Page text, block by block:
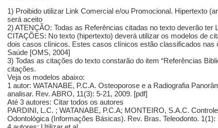
1) Proibido utilizar Link Comercial e/ou Promocional. Hipertexto
será aceito
2) ATENÇÃO: Todas as Referências citadas no texto deverão
CITAÇÕES: No texto (hipertexto) deverá utilizar os modelos de
dois casos clínicos. Estes casos clínicos estão classificados nas
Saúde [OMS, 2004]
3) Todas as citações do texto constarão do item “Referências
citações.
Veja os modelos abaixo:
1 autor: WATANABE, P.C.A. Osteoporose e a Radiografia
analisar. Rev. ABRO, 11(3): 5-21, 2009. [pdf]
Até 3 autores: Citar todos os autores
PARDINI, L.C. ; WATANABE, P.C.A; MONTEIRO, S.A.C.
Odontológica (Informações Básicas). Rev. Bras. Teleodonto. 1(1):